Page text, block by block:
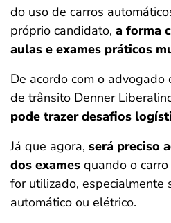
do uso de carros
próprio candidato, a forma
aulas e exames práticos
De acordo com o
de trânsito Denner
pode trazer desafios
Já que agora, será preciso
dos exames quando o
for utilizado, especialmente
automático ou elétrico.